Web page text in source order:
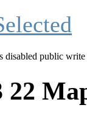
disabled public write
22